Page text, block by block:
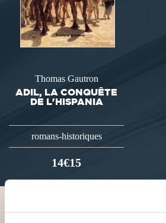
Thomas Gautron
ADIL, LA CONQUÊTE
DE L'HISPANIA
romans-historiques
14€15